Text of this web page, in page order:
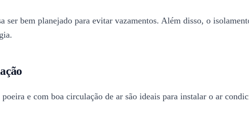
ser bem planejado para evitar vazamentos. Além disso, o
e com boa circulação de ar são ideais para instalar o ar